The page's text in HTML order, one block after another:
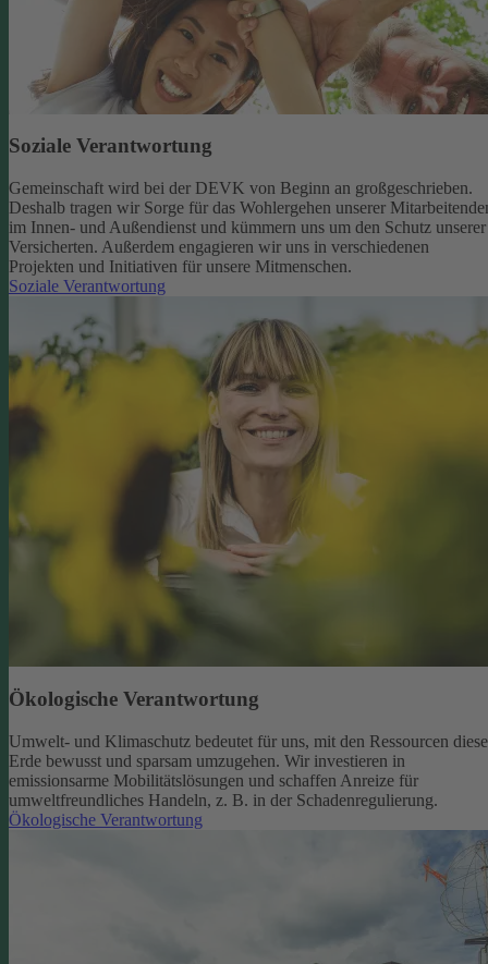
Soziale Verantwortung
Gemeinschaft wird bei der DEVK von Beginn an großgeschrieben.
Deshalb tragen wir Sorge für das Wohlergehen unserer
im Innen- und Außendienst und kümmern uns um den Schutz unserer
Versicherten. Außerdem engagieren wir uns in verschiedenen
Projekten und Initiativen für unsere Mitmenschen.
Soziale Verantwortung
Ökologische Verantwortung
Umwelt- und Klimaschutz bedeutet für uns, mit den Ressourcen
Erde bewusst und sparsam umzugehen. Wir investieren in
emissionsarme Mobilitätslösungen und schaffen Anreize für
umweltfreundliches Handeln, z. B. in der Schadenregulierung.
Ökologische Verantwortung